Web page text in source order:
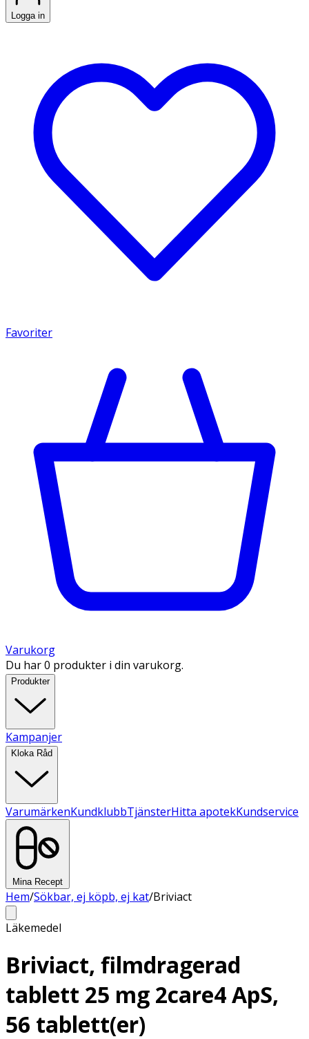
Logga in
Favoriter
Varukorg
Du har 0 produkter i din varukorg.
Produkter
Kampanjer
Kloka Råd
VarumärkenKundklubbTjänsterHitta apotekKundservice
Mina Recept
Hem/Sökbar, ej köpb, ej kat/Briviact
Läkemedel
Briviact, filmdragerad
tablett 25 mg 2care4 ApS,
56 tablett(er)